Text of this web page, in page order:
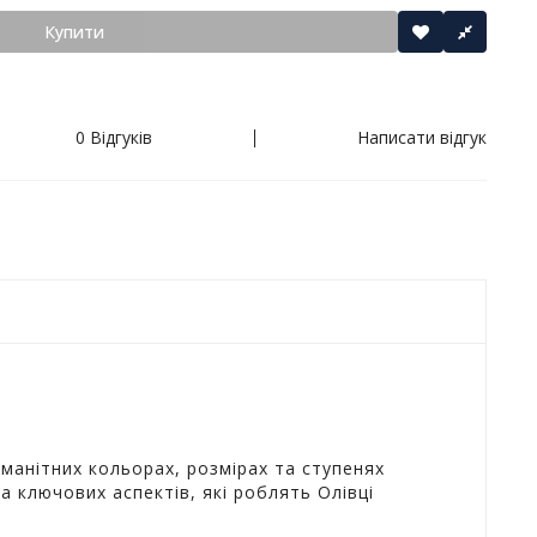
Купити
0 Відгуків Написати відгук
кольорах, розмірах та ступенях
аспектів, які роблять Олівці